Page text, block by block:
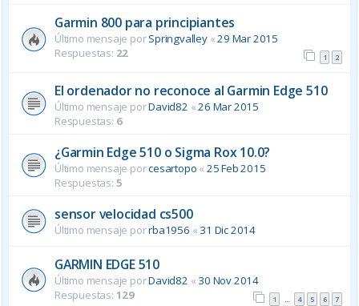
Garmin 800 para principiantes
Último mensaje porSpringvalley«29 Mar 2015
Respuestas: 22 1 2
El ordenador no reconoce al Garmin Edge 510
Último mensaje porDavid82 «26 Mar 2015
Respuestas: 6
¿Garmin Edge 510 o Sigma Rox 10.0?
Último mensaje porcesartopo « 25 Feb 2015
Respuestas: 5
sensor velocidad cs500
Último mensaje porrba1956 « 31 Dic 2014
GARMIN EDGE 510
Último mensaje porDavid82 « 30 Nov 2014
Respuestas: 129 1 … 4 5 6 7